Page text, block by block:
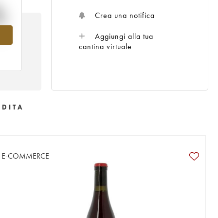
Crea una notifica
Aggiungi alla tua
cantina virtuale
E-COMMERCE